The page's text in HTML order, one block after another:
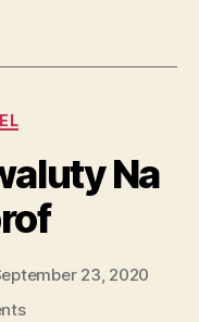
Na
23, 2020
on